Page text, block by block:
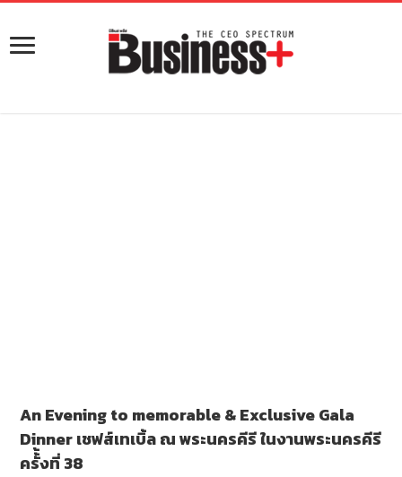
An Evening to memorable & Exclusive Gala
Dinner เชฟส์เทเบิ้ล ณ พระนครคีรี ในงานพระนครคีรี
ครั้้งที่ 38